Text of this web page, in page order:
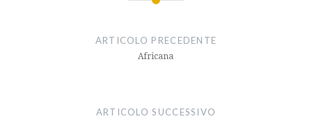
ARTICOLO PRECEDENTE
Africana
ARTICOLO SUCCESSIVO